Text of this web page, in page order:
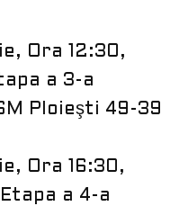
Ora 12:30,
a 3-a
Ploieşti 49-39
Ora 16:30,
a 4-a